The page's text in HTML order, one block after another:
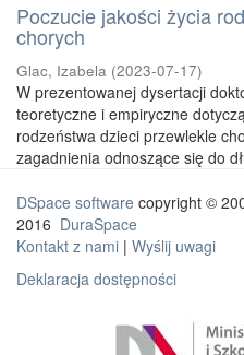
Poczucie jakości życia
chorych
Glac, Izabela (2023-07-17)
W prezentowanej dysertacji
teoretyczne i empiryczne
rodzeństwa dzieci przewlekle
zagadnienia odnoszące się do
DSpace software copyright ©
2016 DuraSpace
Kontakt z nami | Wyślij uwagi
Deklaracja dostępności